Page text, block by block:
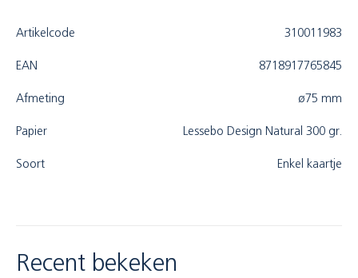
Artikelcode 310011983
EAN 8718917765845
Afmeting ø75 mm
Papier Lessebo Design Natural 300 gr.
Soort Enkel kaartje
Recent bekeken